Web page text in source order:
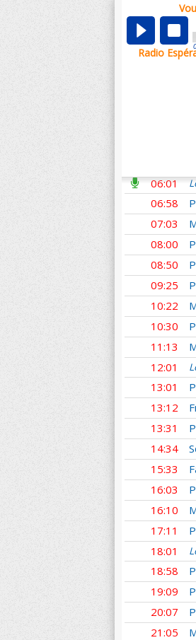
Radio
00:01
00:58
01:11
06:01
06:58
07:03
08:00
08:50
09:25
10:22
10:30
11:13
12:01
13:01
13:12
13:31
14:34
15:33
16:03
16:10
17:11
18:01
18:58
19:09
20:07
21:05